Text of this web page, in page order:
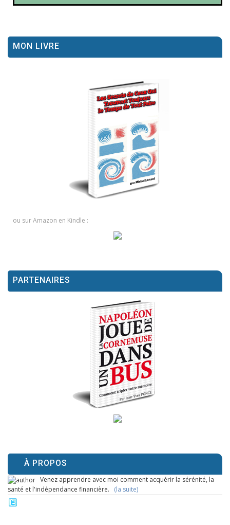
MON LIVRE
ou sur Amazon en Kindle :
PARTENAIRES
À PROPOS
Venez apprendre avec moi comment acquérir la sérénité, la
santé et l'indépendance financière. (la suite)